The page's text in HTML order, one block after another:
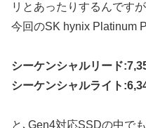
リとあったりするんですが
今回のSK hynix Platinum
シーケンシャルリード
シーケンシャルライト
と､Gen4対応SSDの中で